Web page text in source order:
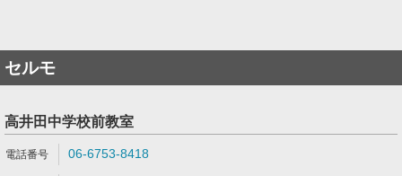
セルモ
高井田中学校前教室
06-6753-8418